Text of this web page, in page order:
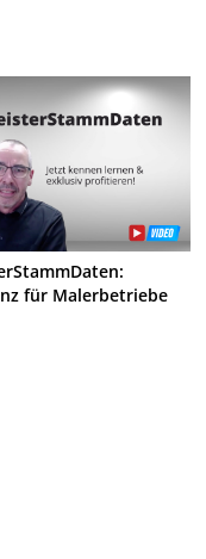
für Malerbetriebe